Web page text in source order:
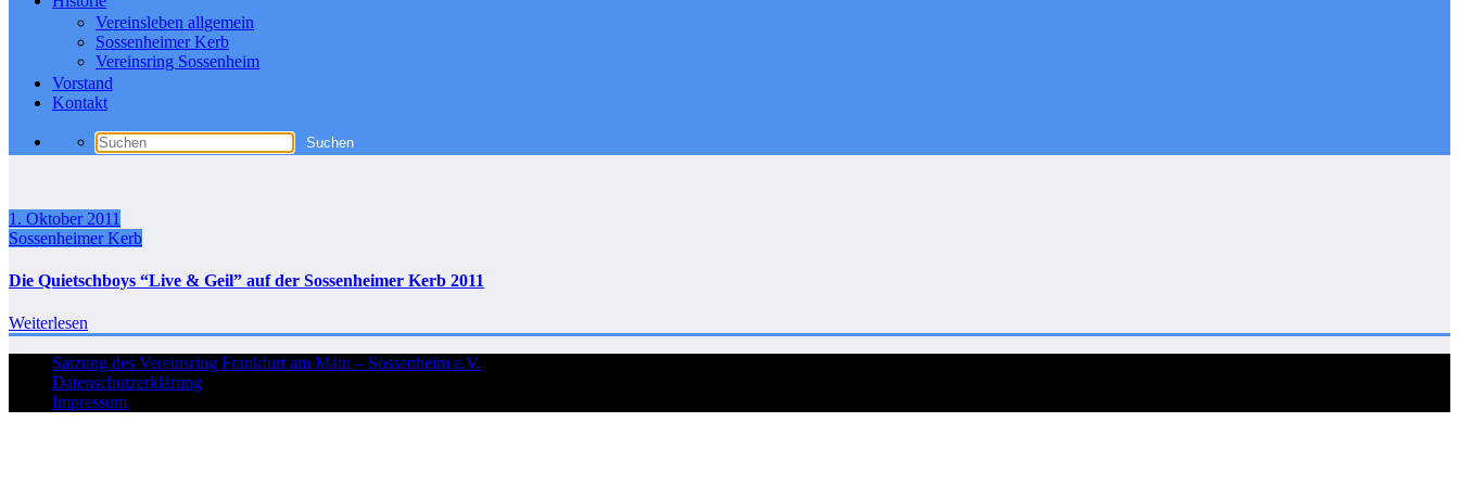
Vereinsleben allgemein
Sossenheimer Kerb
Vereinsring Sossenheim
Vorstand
Kontakt
1. Oktober 2011
Sossenheimer Kerb
Die Quietschboys “Live & Geil” auf der Sossenheimer Kerb 2011
Weiterlesen
Satzung des Vereinsring Frankfurt am Main – Sossenheim e.V.
Datenschutzerklärung
Impressum